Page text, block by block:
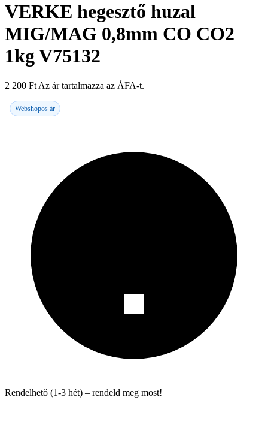
VERKE hegesztő huzal
MIG/MAG 0,8mm CO CO2
1kg V75132
2 200 Ft Az ár tartalmazza az ÁFA-t.
Webshopos ár
Rendelhető (1-3 hét) – rendeld meg most!